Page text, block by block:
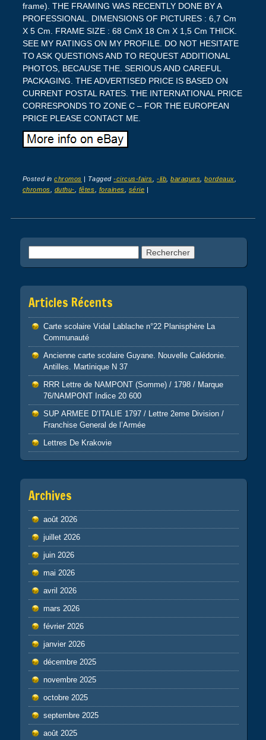
frame). THE FRAMING WAS RECENTLY DONE BY A
PROFESSIONAL. DIMENSIONS OF PICTURES : 6,7 Cm
X 5 Cm. FRAME SIZE : 68 CmX 18 Cm X 1,5 Cm THICK.
SEE MY RATINGS ON MY PROFILE. DO NOT HESITATE
TO ASK QUESTIONS AND TO REQUEST ADDITIONAL
PHOTOS, BECAUSE THE. SERIOUS AND CAREFUL
PACKAGING. THE ADVERTISED PRICE IS BASED ON
CURRENT POSTAL RATES. THE INTERNATIONAL PRICE
CORRESPONDS TO ZONE C – FOR THE EUROPEAN
PRICE PLEASE CONTACT ME.
Posted inchromos | Tagged-circus-fairs ,-lib ,baraques ,bordeaux
chromos
duthu- fêtes foraines série |
Post navigation
Articles Récents
Carte scolaire Vidal Lablache n°22 Planisphère La
Communauté
Ancienne carte scolaire Guyane. Nouvelle Calédonie.
Antilles. Martinique N 37
RRR Lettre de NAMPONT (Somme) / 1798 / Marque
76/NAMPONT Indice 20 600
SUP ARMEE D’ITALIE 1797 / Lettre 2eme Division /
Franchise General de l’Armée
Lettres De Krakovie
Archives
août 2026
juillet 2026
juin 2026
mai 2026
avril 2026
mars 2026
février 2026
janvier 2026
décembre 2025
novembre 2025
octobre 2025
septembre 2025
août 2025